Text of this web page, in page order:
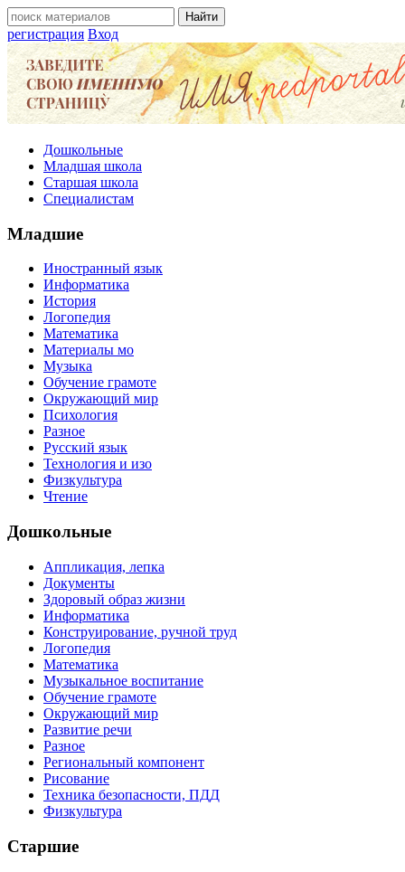
регистрация Вход
Дошкольные
Младшая школа
Старшая школа
Специалистам
Младшие
Иностранный язык
Информатика
История
Логопедия
Математика
Материалы мо
Музыка
Обучение грамоте
Окружающий мир
Психология
Разное
Русский язык
Технология и изо
Физкультура
Чтение
Дошкольные
Аппликация, лепка
Документы
Здоровый образ жизни
Информатика
Конструирование, ручной труд
Логопедия
Математика
Музыкальное воспитание
Обучение грамоте
Окружающий мир
Развитие речи
Разное
Региональный компонент
Рисование
Техника безопасности, ПДД
Физкультура
Старшие